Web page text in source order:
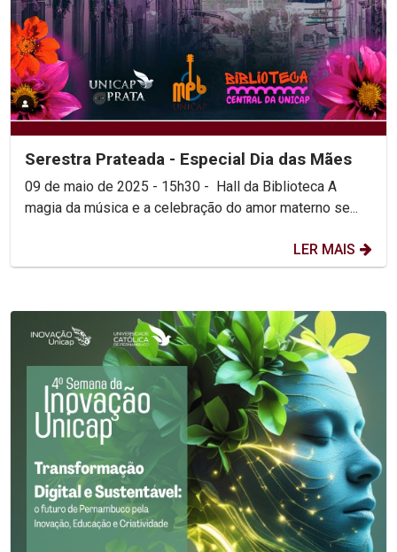
Serestra Prateada - Especial Dia das Mães
09 de maio de 2025 - 15h30 - Hall da Biblioteca A
magia da música e a celebração do amor materno se...
LER MAIS